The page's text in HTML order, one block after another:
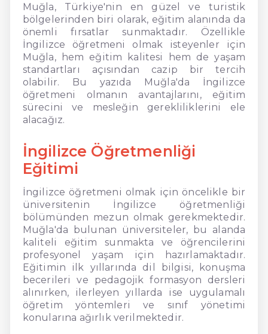
Muğla, Türkiye'nin en güzel ve turistik
bölgelerinden biri olarak, eğitim alanında da
önemli fırsatlar sunmaktadır. Özellikle
İngilizce öğretmeni olmak isteyenler için
Muğla, hem eğitim kalitesi hem de yaşam
standartları açısından cazip bir tercih
olabilir. Bu yazıda Muğla'da İngilizce
öğretmeni olmanın avantajlarını, eğitim
sürecini ve mesleğin gerekliliklerini ele
alacağız.
İngilizce Öğretmenliği
Eğitimi
İngilizce öğretmeni olmak için öncelikle bir
üniversitenin İngilizce öğretmenliği
bölümünden mezun olmak gerekmektedir.
Muğla'da bulunan üniversiteler, bu alanda
kaliteli eğitim sunmakta ve öğrencilerini
profesyonel yaşam için hazırlamaktadır.
Eğitimin ilk yıllarında dil bilgisi, konuşma
becerileri ve pedagojik formasyon dersleri
alınırken, ilerleyen yıllarda ise uygulamalı
öğretim yöntemleri ve sınıf yönetimi
konularına ağırlık verilmektedir.